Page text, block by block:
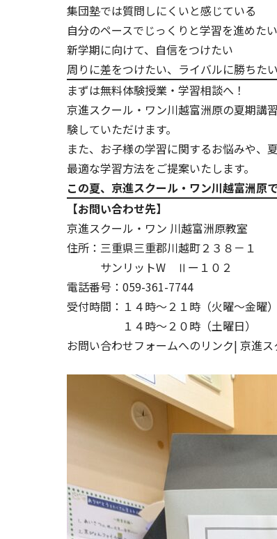
集団塾では質問しにくいと感じている
自分のペースでじっくりと学習を進めたい
新学期に向けて、自信をつけたい
周りに差をつけたい、ライバルに勝ちたい
まずは無料体験授業・学習相談へ！
京進スクール・ワン川越富洲原の夏期講
験していただけます。
また、お子様の学習に関するお悩みや、
最適な学習方法をご提案いたします。
この夏、京進スクール・ワン川越富洲原
【お問い合わせ先】
京進スクール・ワン 川越富洲原教室
住所：三重県三重郡川越町２３８－１
サンリットW Ⅱー１０２
電話番号：059-361-7744
受付時間：１４時～２１時（火曜～金曜）
１４時～２０時（土曜日）
お問い合わせフォームへのリンク| 京進